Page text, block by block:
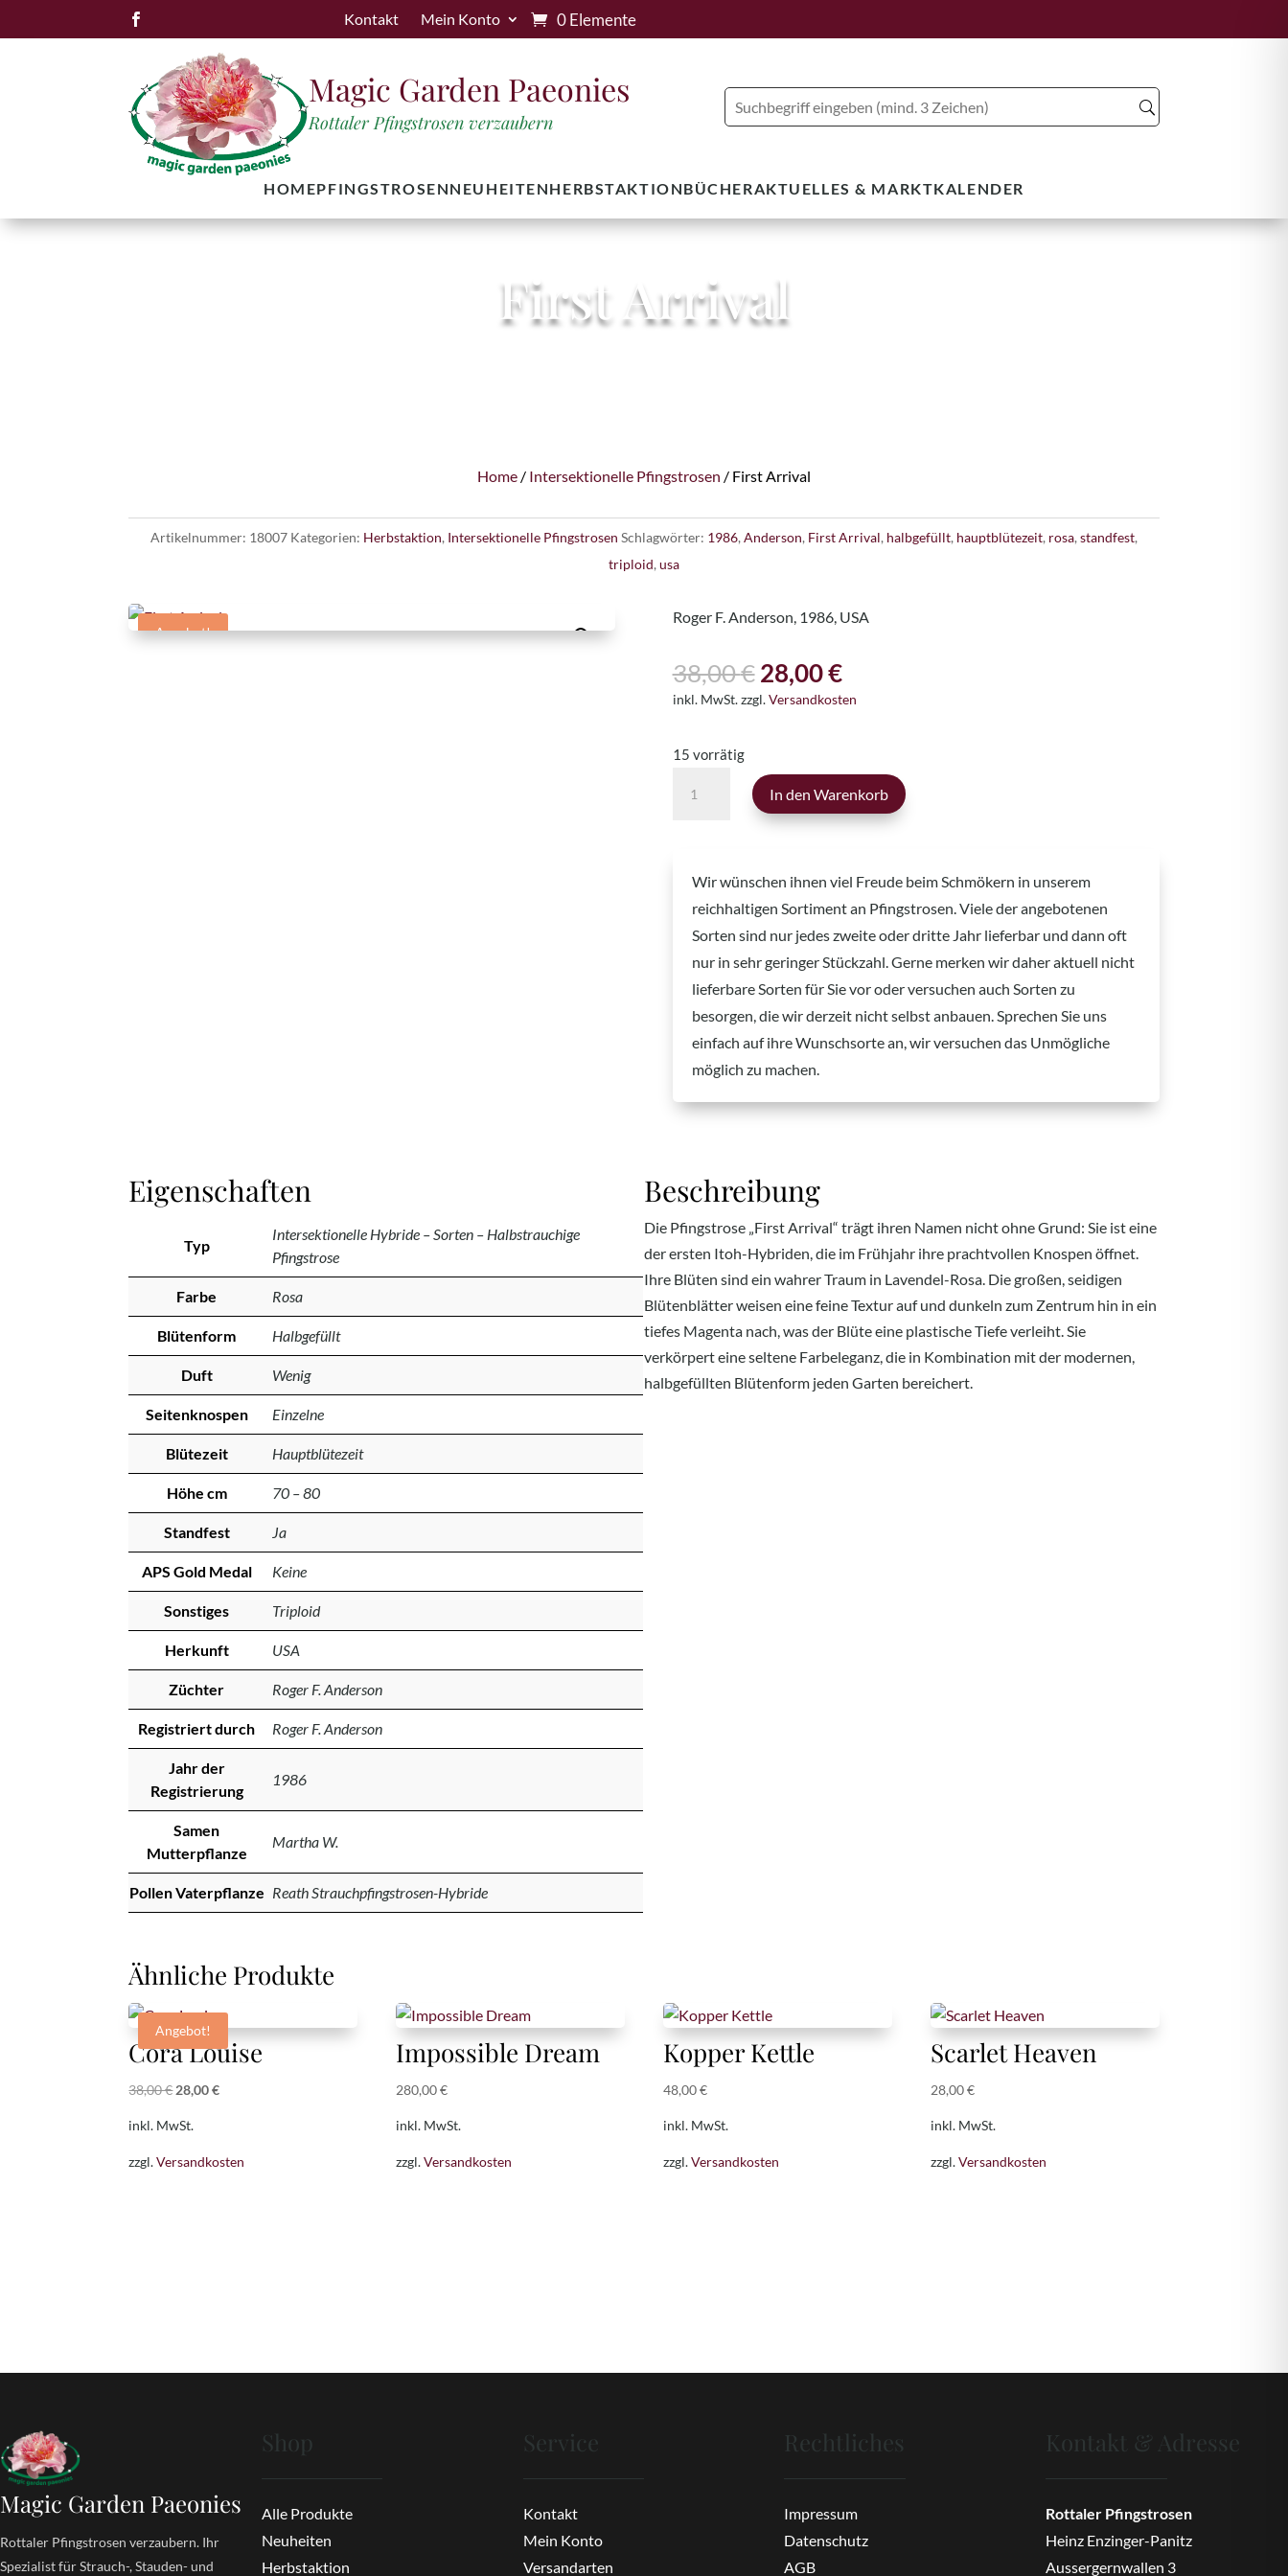
 Kontakt Mein Konto 0 Elemente
Magic Garden Paeonies
Rottaler Pfingstrosen verzaubern
HOMEPFINGSTROSENNEUHEITENHERBSTAKTIONBÜCHERAKTUELLES & MARKTKALENDER
First Arrival
Home / Intersektionelle Pfingstrosen / First Arrival
Artikelnummer: 18007 Kategorien: Herbstaktion, Intersektionelle Pfingstrosen Schlagwörter: 1986, Anderson, First Arrival, halbgefüllt, hauptblütezeit, rosa, standfest,
triploid, usa
Angebot!
Roger F. Anderson, 1986, USA
38,00€ Ursprünglicher
Preis
28,00€Aktueller
Preis
inkl. MwSt. zzgl.Versandkosten
15 vorrätig
In den Warenkorb
Wir wünschen ihnen viel Freude beim Schmökern in unserem
reichhaltigen Sortiment an Pfingstrosen. Viele der angebotenen
Sorten sind nur jedes zweite oder dritte Jahr lieferbar und dann oft
nur in sehr geringer Stückzahl. Gerne merken wir daher aktuell nicht
lieferbare Sorten für Sie vor oder versuchen auch Sorten zu
besorgen, die wir derzeit nicht selbst anbauen. Sprechen Sie uns
einfach auf ihre Wunschsorte an, wir versuchen das Unmögliche
möglich zu machen.
Eigenschaften
Typ
Intersektionelle Hybride – Sorten – Halbstrauchige
Pfingstrose
Farbe Rosa
Blütenform Halbgefüllt
Duft Wenig
Seitenknospen Einzelne
Blütezeit Hauptblütezeit
Höhe cm 70 – 80
Standfest Ja
APS Gold Medal Keine
Sonstiges Triploid
Herkunft USA
Züchter Roger F. Anderson
Registriert durch Roger F. Anderson
Jahr der
Registrierung
1986
Samen
Mutterpflanze
Martha W.
Pollen Vaterpflanze Reath Strauchpfingstrosen-Hybride
Beschreibung
Die Pfingstrose „First Arrival“ trägt ihren Namen nicht ohne Grund: Sie ist eine
der ersten Itoh-Hybriden, die im Frühjahr ihre prachtvollen Knospen öffnet.
Ihre Blüten sind ein wahrer Traum in Lavendel-Rosa. Die großen, seidigen
Blütenblätter weisen eine feine Textur auf und dunkeln zum Zentrum hin in ein
tiefes Magenta nach, was der Blüte eine plastische Tiefe verleiht. Sie
verkörpert eine seltene Farbeleganz, die in Kombination mit der modernen,
halbgefüllten Blütenform jeden Garten bereichert.
Ähnliche Produkte
Angebot!
Cora Louise
38,00€ Ursprünglicher
38,00 €
28,00€Aktueller
28,00 €.
inkl. MwSt.
zzgl.Versandkosten
Impossible Dream
280,00€
inkl. MwSt.
zzgl.Versandkosten
Kopper Kettle
48,00€
inkl. MwSt.
zzgl.Versandkosten
Scarlet Heaven
28,00€
inkl. MwSt.
zzgl.Versandkosten
Magic Garden Paeonies
Rottaler Pfingstrosen verzaubern. Ihr
Spezialist für Strauch-, Stauden- und
Shop
Alle Produkte
Neuheiten
Herbstaktion
Service
Kontakt
Mein Konto
Versandarten
Rechtliches
Impressum
Datenschutz
AGB
Kontakt & Adresse
Rottaler Pfingstrosen
Heinz Enzinger-Panitz
Aussergernwallen 3